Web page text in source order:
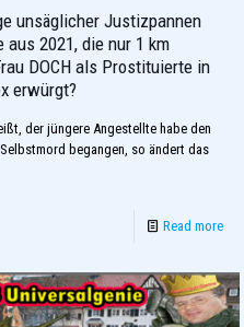
unsäglicher Justizpannen
2021, die nur 1 km
DOCH als Prostituierte in
erwürgt?
der jüngere Angestellte habe den
begangen, so ändert das
Read more